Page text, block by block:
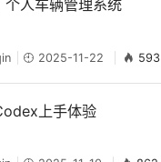
人车辆管理系统
2025-11-22 593
上手体验